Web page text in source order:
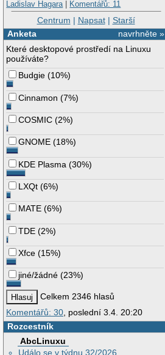
Ladislav Hagara| Komentářů: 11
Centrum | Napsat| Starší
navrhněte »
Anketa
Které desktopové prostředí na Linuxu
používáte?
Budgie (10%)
Cinnamon (7%)
COSMIC (2%)
GNOME (18%)
KDE Plasma (30%)
LXQt (6%)
MATE (6%)
TDE (2%)
Xfce (15%)
jiné/žádné (23%)
Celkem 2346 hlasů
Komentářů: 30 , poslední 3.4. 20:20
Rozcestník
AbcLinuxu
Událo se v týdnu 32/2026